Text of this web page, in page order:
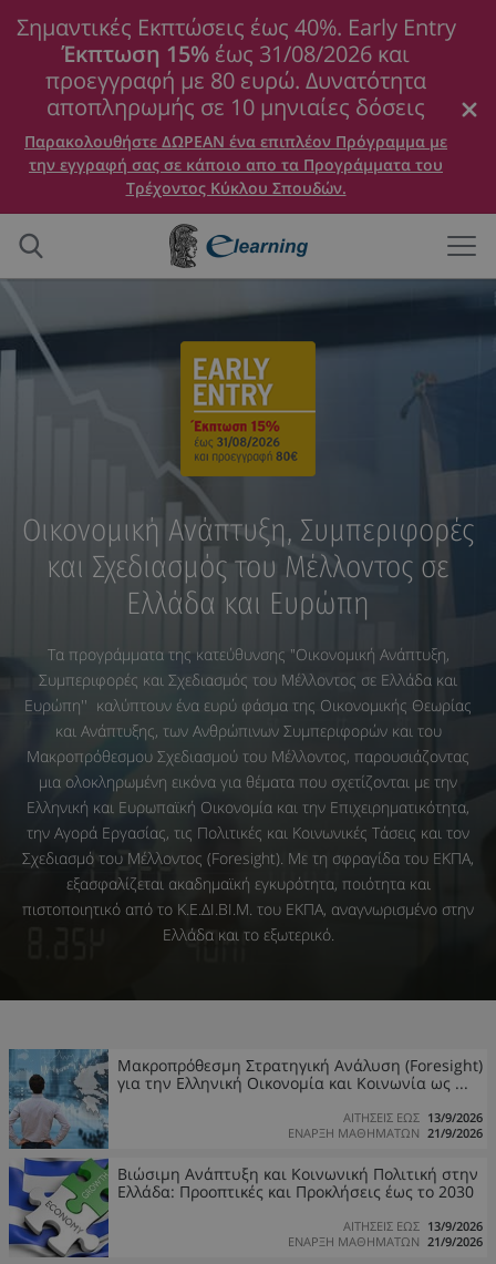
Σημαντικές Εκπτώσεις έως 40%. Early Entry
Έκπτωση 15% έως 31/08/2026 και
προεγγραφή με 80 ευρώ. Δυνατότητα
αποπληρωμής σε 10 μηνιαίες δόσεις
Παρακολουθήστε ΔΩΡΕΑΝ ένα επιπλέον Πρόγραμμα με
την εγγραφή σας σε κάποιο απο τα Προγράμματα του
Τρέχοντος Κύκλου Σπουδών.
Οικονομική Ανάπτυξη, Συμπεριφορές
και Σχεδιασμός του Μέλλοντος σε
Ελλάδα και Ευρώπη
Τα προγράμματα της κατεύθυνσης "Οικονομική Ανάπτυξη,
Συμπεριφορές και Σχεδιασμός του Μέλλοντος σε Ελλάδα και
Ευρώπη'' καλύπτουν ένα ευρύ φάσμα της Οικονομικής Θεωρίας
και Ανάπτυξης, των Ανθρώπινων Συμπεριφορών και του
Μακροπρόθεσμου Σχεδιασμού του Μέλλοντος, παρουσιάζοντας
μια ολοκληρωμένη εικόνα για θέματα που σχετίζονται με την
Ελληνική και Ευρωπαϊκή Οικονομία και την Επιχειρηματικότητα,
την Αγορά Εργασίας, τις Πολιτικές και Κοινωνικές Τάσεις και τον
Σχεδιασμό του Μέλλοντος (Foresight). Με τη σφραγίδα του ΕΚΠΑ,
εξασφαλίζεται ακαδημαϊκή εγκυρότητα, ποιότητα και
πιστοποιητικό από το Κ.Ε.ΔΙ.ΒΙ.Μ. του ΕΚΠΑ, αναγνωρισμένο στην
Ελλάδα και το εξωτερικό.
Μακροπρόθεσμη Στρατηγική Ανάλυση (Foresight)
για την Ελληνική Οικονομία και Κοινωνία ως ...
ΑΙΤΗΣΕΙΣ ΕΩΣ 13/9/2026
ΕΝΑΡΞΗ ΜΑΘΗΜΑΤΩΝ 21/9/2026
Βιώσιμη Ανάπτυξη και Κοινωνική Πολιτική στην
Ελλάδα: Προοπτικές και Προκλήσεις έως το 2030
ΑΙΤΗΣΕΙΣ ΕΩΣ 13/9/2026
ΕΝΑΡΞΗ ΜΑΘΗΜΑΤΩΝ 21/9/2026